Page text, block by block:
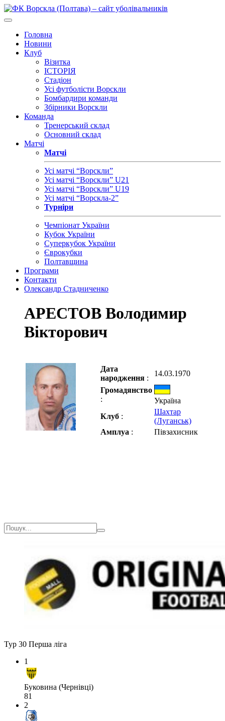
Головна
Новини
Клуб
Візитка
ІСТОРІЯ
Стадіон
Усі футболісти Ворскли
Бомбардири команди
Збірники Ворскли
Команда
Тренерський склад
Основний склад
Матчі
Матчі
Усі матчі “Ворскли”
Усі матчі “Ворскли” U21
Усі матчі “Ворскли” U19
Усі матчі “Ворскла-2”
Турніри
Чемпіонат України
Кубок України
Суперкубок України
Єврокубки
Полтавщина
Програми
Контакти
Олександр Стадниченко
АРЕСТОВ Володимир
Вікторович
Дата
народження :
14.03.1970
Громадянство
:
Україна
Клуб :
Шахтар
(Луганськ)
Амплуа : Півзахисник
Тур 30 Перша ліга
1
Буковина (Чернівці)
81
2